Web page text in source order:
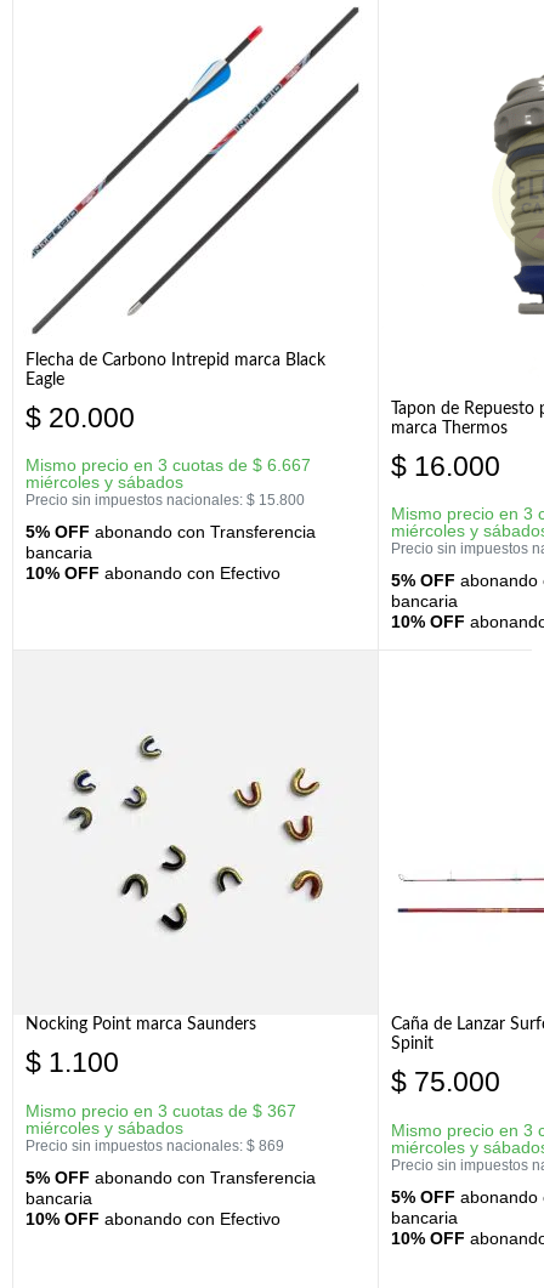
Flecha de Carbono Intrepid marca Black
Eagle
$ 20.000
Mismo precio en 3 cuotas de $ 6.667
miércoles y sábados
Precio sin impuestos nacionales: $ 15.800
5% OFF abonando con Transferencia
bancaria
10% OFF abonando con Efectivo
Tapon de Repuesto
marca Thermos
$ 16.000
Mismo precio en 3
miércoles y
Precio sin impuestos
5% OFF abonando
bancaria
10% OFF
Nocking Point marca Saunders
$ 1.100
Mismo precio en 3 cuotas de $ 367
miércoles y sábados
Precio sin impuestos nacionales: $ 869
5% OFF abonando con Transferencia
bancaria
10% OFF abonando con Efectivo
Caña de Lanzar
Spinit
$ 75.000
Mismo precio en 3
miércoles y
Precio sin impuestos
5% OFF abonando
bancaria
10% OFF